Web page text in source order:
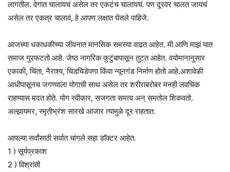
लागतील. वेगात चालायचं असेल तर एकटंच चालायचं. पण दूरवर चालत जायचं
असेल तर एकत्र चालावं, हे आपण लक्षात घेतले पाहिजे.
आजच्या धकाधकीच्या जीवनात मानसिक समस्या वाढत आहेत. मी आणि माझं यात
समाज गुरफटतो आहे. जेष्ठ नागरिक कुटुंबापासून तुटत आहेत. वयोमानानुसार
एकाकी, चिंता, नैराश्य, चिडचिडेपणा किंवा न्यूनगंड निर्माण होतो आहे.अशावेळी
आधीपासूनच जगण्याला योगाची साथ असेल तर शरीराबरोबर मनही लवचिक
राहण्यास मदत होते. योग स्वीकार, सजगता समत्व अन् समतोल शिकवतो.
अल्झायमर, स्मृतीभ्रंश सारखे आजार त्यामुळे दूर राहतात.
आपल्या सर्वांसाठी सर्वात चांगले सहा डाॅक्टर आहेत.
1 ) सूर्यप्रकाश
2 ) विश्रांती